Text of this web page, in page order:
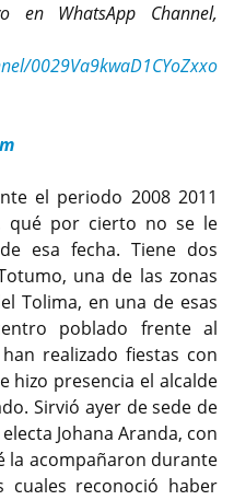
en WhatsApp Channel,
0029Va9kwaD1CYoZxxo
el periodo 2008 2011
qué por cierto no se le
esa fecha. Tiene dos
una de las zonas
Tolima, en una de esas
poblado frente al
realizado fiestas con
hizo presencia el alcalde
Sirvió ayer de sede de
Johana Aranda, con
la acompañaron durante
reconoció haber